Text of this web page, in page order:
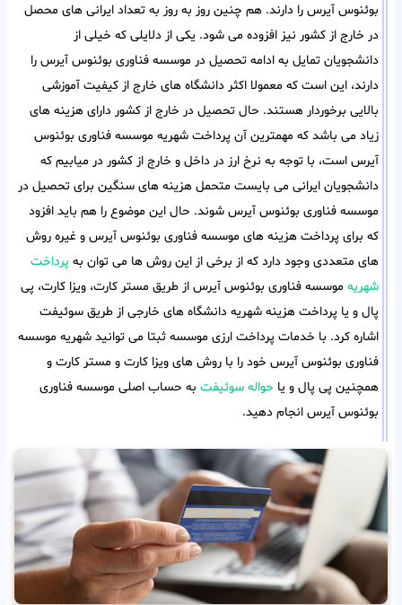
بوئنوس آیرس را دارند. هم چنین روز به روز به تعداد ایرانی های محصل
در خارج از کشور نیز افزوده می شود. یکی از دلایلی که خیلی از
دانشجویان تمایل به ادامه تحصیل در موسسه فناوری بوئنوس آیرس را
دارند، این است که معمولا اکثر دانشگاه های خارج از کیفیت آموزشی
بالایی برخوردار هستند. حال تحصیل در خارج از کشور دارای هزینه های
زیاد می باشد که مهمترین آن پرداخت شهریه موسسه فناوری بوئنوس
آیرس است، با توجه به نرخ ارز در داخل و خارج از کشور در میابیم که
دانشجویان ایرانی می بایست متحمل هزینه های سنگین برای تحصیل در
موسسه فناوری بوئنوس آیرس شوند. حال این موضوع را هم باید افزود
که برای پرداخت هزینه های موسسه فناوری بوئنوس آیرس و غیره روش
های متعددی وجود دارد که از برخی از این روش ها می توان به پرداخت
شهریه موسسه فناوری بوئنوس آیرس از طریق مستر کارت، ویزا کارت، پی
پال و یا پرداخت هزینه شهریه دانشگاه های خارجی از طریق سوئیفت
اشاره کرد. با خدمات پرداخت ارزی موسسه ثبتا می توانید شهریه موسسه
فناوری بوئنوس آیرس خود را با روش های ویزا کارت و مستر کارت و
همچنین پی پال و یا حواله سوئیفت به حساب اصلی موسسه فناوری
بوئنوس آیرس انجام دهید.